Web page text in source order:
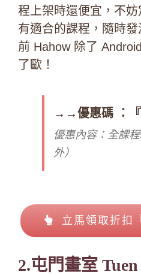
程上架時還便宜，不
有適合的課程，隨時
前 Hahow 除了
了歐！
→→優惠碼 ：『
優惠內容：全課
外）
立馬領取折扣
2.屯門畫室